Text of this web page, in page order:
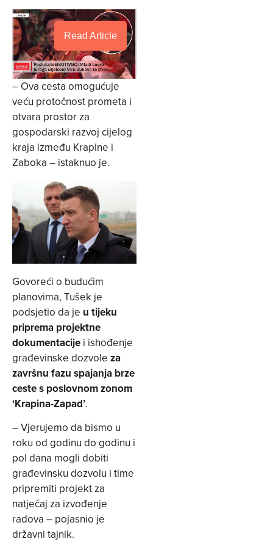
Read Article
– Ova cesta omogućuje
veću protočnost prometa i
otvara prostor za
gospodarski razvoj cijelog
kraja između Krapine i
Zaboka – istaknuo je.
Govoreći o budućim
planovima, Tušek je
podsjetio da je u tijeku
priprema projektne
dokumentacije i ishođenje
građevinske dozvole za
završnu fazu spajanja brze
ceste s poslovnom zonom
‘Krapina-Zapad’.
– Vjerujemo da bismo u
roku od godinu do godinu i
pol dana mogli dobiti
građevinsku dozvolu i time
pripremiti projekt za
natječaj za izvođenje
radova – pojasnio je
državni tajnik.